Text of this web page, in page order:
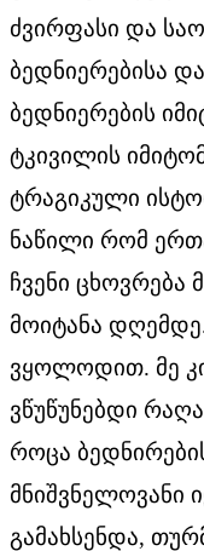
ძვირფასი და
ბედნიერებისა
ბედნიერების
ტკივილის
ტრაგიკული
ნაწილი რომ
ჩვენი ცხოვრება
მოიტანა
ვყოლოდით. მე
ვწუწუნებდი
როცა
მნიშვნელოვანი
გამახსენდა,